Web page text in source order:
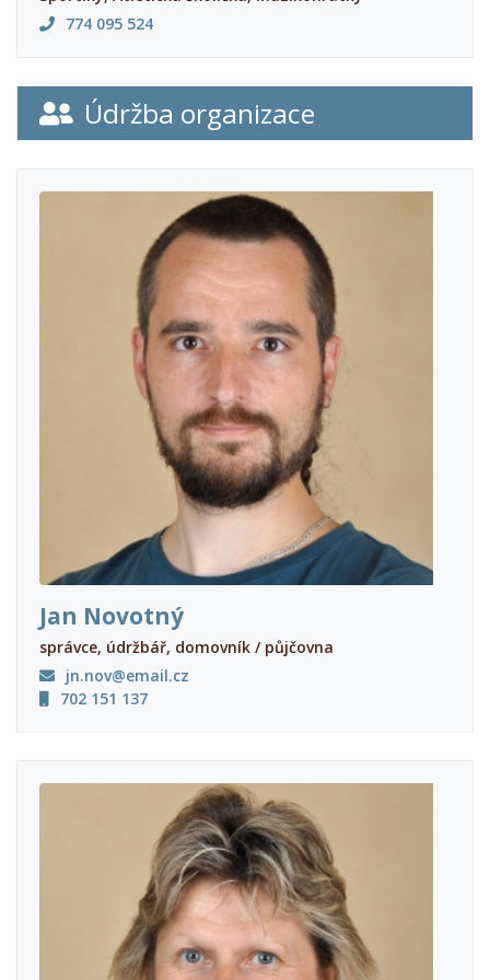
774 095 524
Údržba organizace
Jan Novotný
správce, údržbář, domovník / půjčovna
jn.nov@email.cz
702 151 137